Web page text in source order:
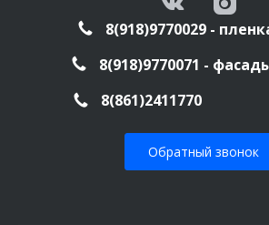
8(918)9770029 -
8(918)9770071 -
8(861)2411770
Обратный звонок